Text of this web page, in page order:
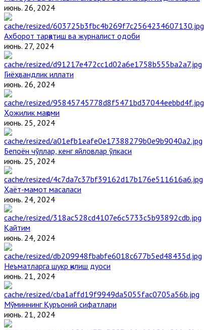
июнь. 26, 2024
Ахборот тарқатиш ва журналист одоби
июнь. 27, 2024
Гиёҳвандлик иллати
июнь. 26, 2024
Ҳожилик мақоми
июнь. 25, 2024
Бепоён чўллар, кенг яйловлар ўлкаси
июнь. 25, 2024
Ҳаёт-мамот масаласи
июнь. 24, 2024
Қайтим
июнь. 24, 2024
Неъматларга шукр қилиш дуоси
июнь. 21, 2024
Мўминнинг Қуръоний сифатлари
июнь. 21, 2024